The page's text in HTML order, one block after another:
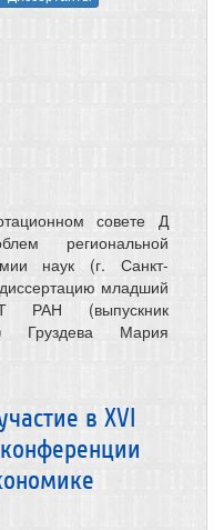
совете Д
региональной
наук (г. Санкт-
младший
РАН (выпускник
Груздева Мария
в XVI